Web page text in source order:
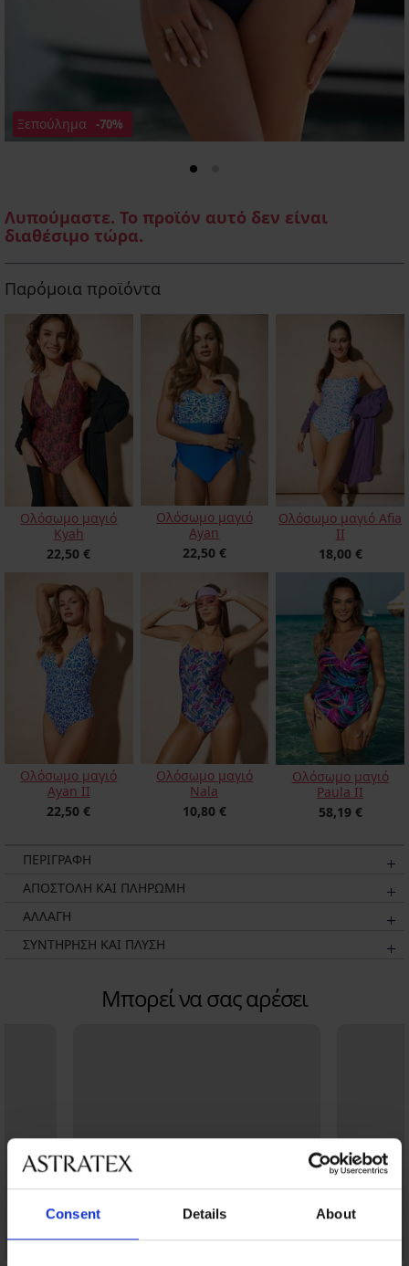
Consent Details About
Ξεπούλημα -70%
Λυπούμαστε. Το προϊόν αυτό δεν είναι
διαθέσιμο τώρα.
Παρόμοια προϊόντα
Ολόσωμο μαγιό
Kyah
22,50 €
Ολόσωμο μαγιό
Ayan
22,50 €
Ολόσωμο μαγιό Afia
II
18,00 €
Ολόσωμο μαγιό
Ayan II
22,50 €
Ολόσωμο μαγιό
Nala
10,80 €
Ολόσωμο μαγιό
Paula II
58,19 €
ΠΕΡΙΓΡΑΦΗ
ΑΠΟΣΤΟΛΗ ΚΑΙ ΠΛΗΡΩΜΗ
ΑΛΛΑΓΗ
ΣΥΝΤΗΡΗΣΗ ΚΑΙ ΠΛΥΣΗ
Μπορεί να σας αρέσει